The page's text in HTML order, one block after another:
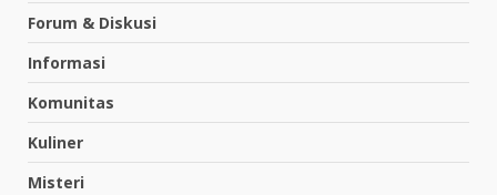
Forum & Diskusi
Informasi
Komunitas
Kuliner
Misteri